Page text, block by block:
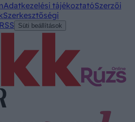
Adatkezelési tájékoztatóSzerzői
Szerkesztőségi
RSS Süti beállítások